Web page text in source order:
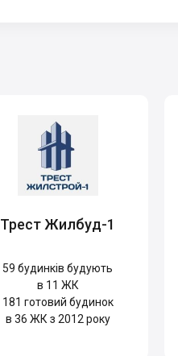
Трест Жилбуд-1
59 будинків будують
в 11 ЖК
181 готовий будинок
в 36 ЖК з 2012 року